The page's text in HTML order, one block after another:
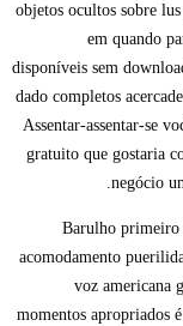
objetos ocultos sobre
em quando
disponíveis sem
dado completos
Assentar-assentar-se
gratuito que gostaria
negócio
Barulho primeiro
acomodamento
voz americana
momentos apropriados